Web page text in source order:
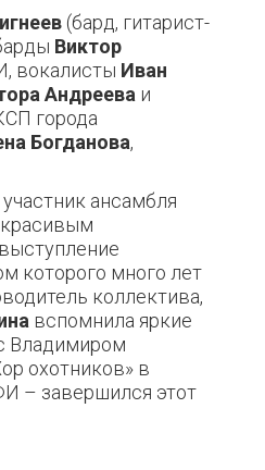
(бард, гитарист-
Виктор
вокалисты Иван
Андреева и
города
Богданова,
ансамбля
которого много лет
коллектива,
вспомнила яркие
Владимиром
охотников» в
– завершился этот